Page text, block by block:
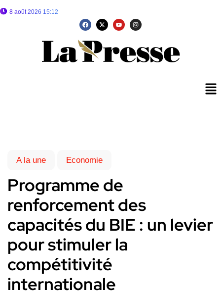
8 août 2026 15:12
A la une Economie
Programme de
renforcement des
capacités du BIE : un levier
pour stimuler la
compétitivité
internationale